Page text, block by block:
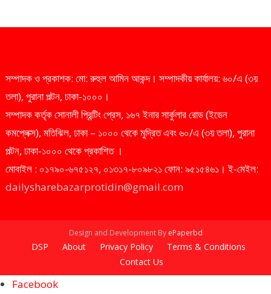
সম্পাদক ও প্রকাশক: মো: রুহুল আমিন আকন্দ। সম্পাদকীয় কার্যালয়: ৬০/এ (৩য়
তলা), পুরানা পল্টন, ঢাকা-১০০০।
সম্পাদক কর্তৃক সোনালী প্রিন্টিং প্রেস, ১৬৭ ইনার সার্কুলার রোড (ইডেন
কমপ্লেক্স), মতিঝিল, ঢাকা – ১০০০ থেকে মুদ্রিত এবং ৬০/এ (৩য় তলা), পুরানা
পল্টন, ঢাকা-১০০০ থেকে প্রকাশিত ।
মোবাইল : ০১৭৯০-৬৭৫১২৭, ০১৩১৭-৮০৯৮২১ ফোন: ৯৫১৫৪৬১। ই-মেইল:
dailysharebazarprotidin@gmail.com
Design and Development By ePaperbd
DSP About Privacy Policy
Terms & Conditions
Contact Us
Facebook